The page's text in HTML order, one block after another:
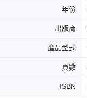
年份
出版商
產品型式
頁數
ISBN